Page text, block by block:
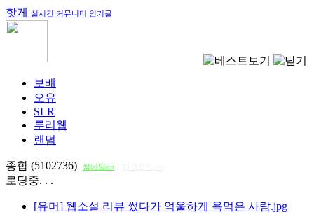
핫게 실시간 커뮤니티 인기글
보배
오유
SLR
루리웹
랜덤
종합 (5102736) 썸네일on
로딩중. . .
[유머] 웹소설 리뷰 썼다가 억울하게 욕먹은 사람.jpg